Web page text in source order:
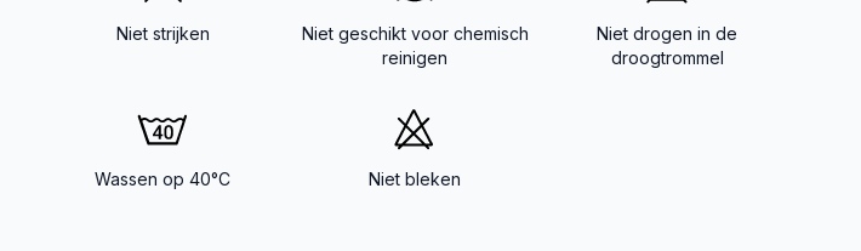
Niet strijken
Niet geschikt voor chemisch
reinigen
Niet drogen in de
droogtrommel
Wassen op 40°C Niet bleken